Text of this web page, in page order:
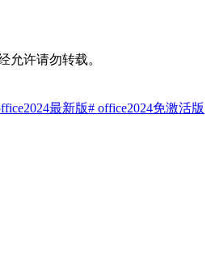
允许请勿转载。
最新版# office2024免激活版